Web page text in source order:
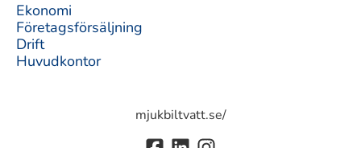
Ekonomi
Företagsförsäljning
Drift
Huvudkontor
mjukbiltvatt.se/